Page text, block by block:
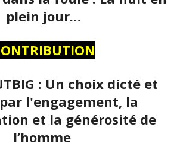
plein jour…
: Un choix dicté et
l'engagement, la
et la générosité de
l’homme